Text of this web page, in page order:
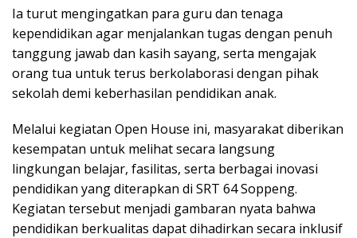
Ia turut mengingatkan para guru dan tenaga
kependidikan agar menjalankan tugas dengan penuh
tanggung jawab dan kasih sayang, serta mengajak
orang tua untuk terus berkolaborasi dengan pihak
sekolah demi keberhasilan pendidikan anak.
Melalui kegiatan Open House ini, masyarakat diberikan
kesempatan untuk melihat secara langsung
lingkungan belajar, fasilitas, serta berbagai inovasi
pendidikan yang diterapkan di SRT 64 Soppeng.
Kegiatan tersebut menjadi gambaran nyata bahwa
pendidikan berkualitas dapat dihadirkan secara inklusif